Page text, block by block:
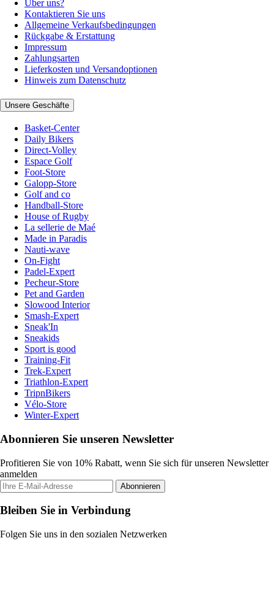
Über uns?
Kontaktieren Sie uns
Allgemeine Verkaufsbedingungen
Rückgabe & Erstattung
Impressum
Zahlungsarten
Lieferkosten und Versandoptionen
Hinweis zum Datenschutz
Unsere Geschäfte
Basket-Center
Daily Bikers
Direct-Volley
Espace Golf
Foot-Store
Galopp-Store
Golf and co
Handball-Store
House of Rugby
La sellerie de Maé
Made in Paradis
Nauti-wave
On-Fight
Padel-Expert
Pecheur-Store
Pet and Garden
Slowood Interior
Smash-Expert
Sneak'In
Sneakids
Sport is good
Training-Fit
Trek-Expert
Triathlon-Expert
TripnBikers
Vélo-Store
Winter-Expert
Abonnieren Sie unseren Newsletter
Profitieren Sie von 10% Rabatt, wenn Sie sich für unseren Newsletter
anmelden
Abonnieren
Bleiben Sie in Verbindung
Folgen Sie uns in den sozialen Netzwerken